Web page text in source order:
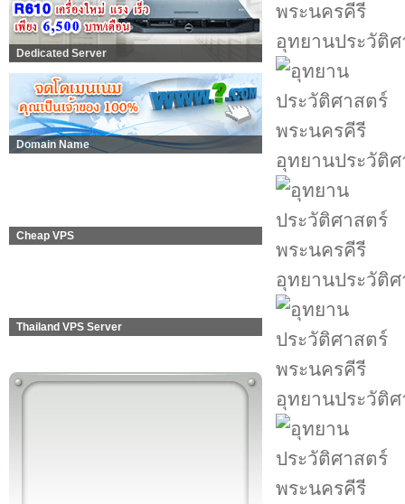
Dedicated Server
Domain Name
Cheap VPS
Thailand VPS Server
อุทยานประวัติ
อุทยานประวัติ
อุทยานประวัติ
อุทยานประวัติ